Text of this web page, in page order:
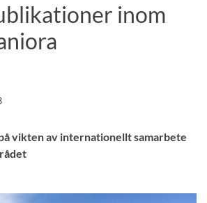
Kursplaner
inom
vikten av internationellt samarbete